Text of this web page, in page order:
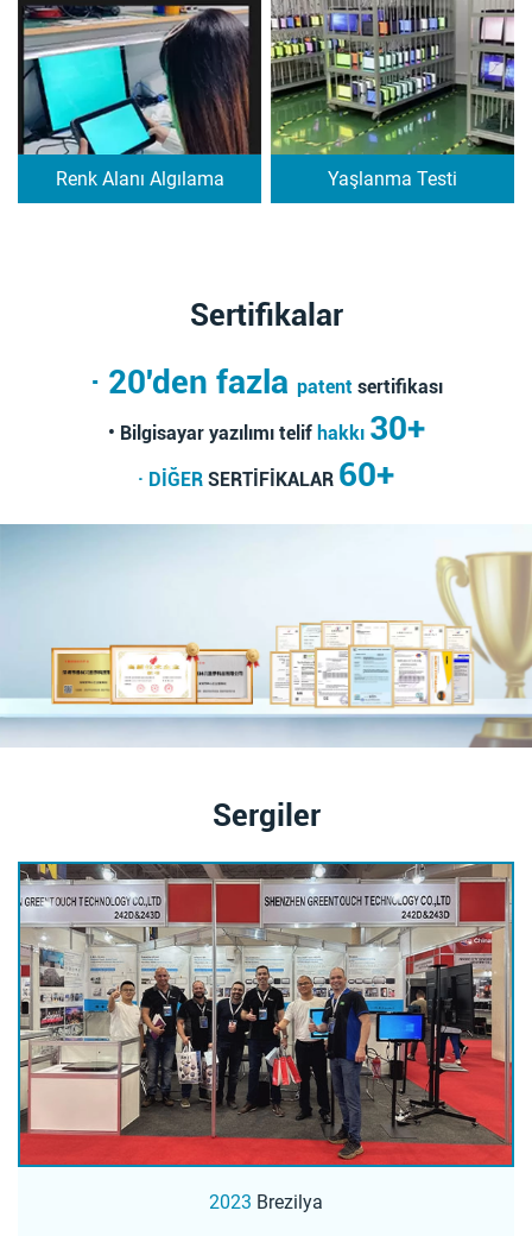
Renk Alanı Algılama Yaşlanma Testi
Sertifikalar
· 20'den fazla patentsertifikası
• Bilgisayar yazılımı telif hakkı 30+
· DİĞER SERTİFİKALAR 60+
Sergiler
2023 Brezilya